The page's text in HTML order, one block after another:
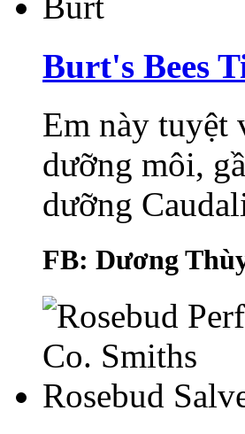
Burt's Bees
Em này tuyệt
dưỡng môi,
dưỡng
FB: Dương